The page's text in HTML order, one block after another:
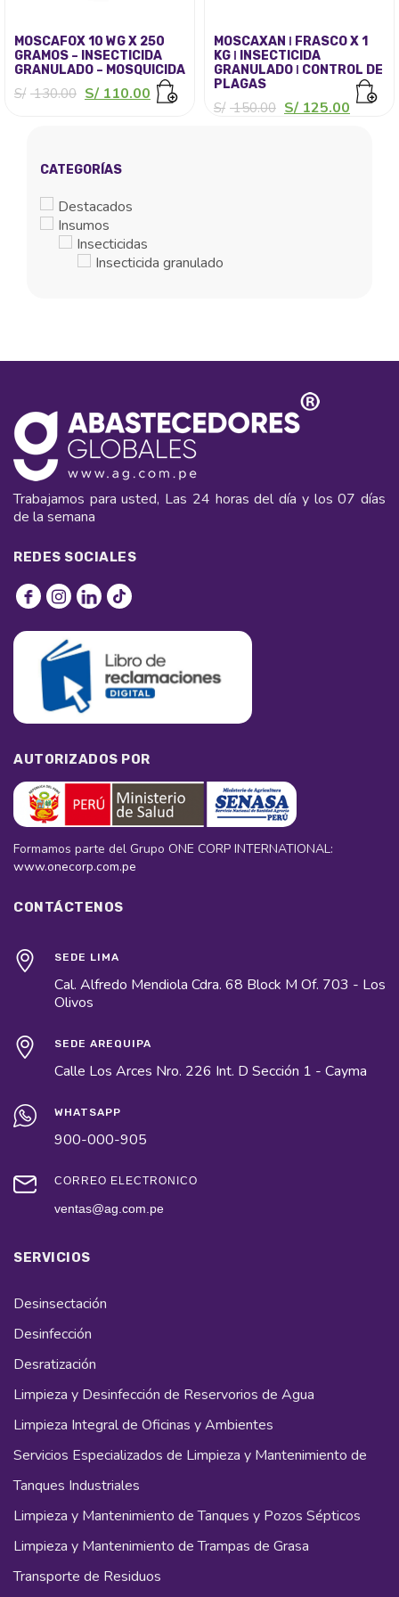
MOSCAFOX 10 WG X 250
GRAMOS – INSECTICIDA
GRANULADO – MOSQUICIDA
S/ 130.00 El
S/ 110.00 El
precio
MOSCAXAN ǀ FRASCO X 1
KG ǀ INSECTICIDA
GRANULADO ǀ CONTROL DE
PLAGAS
S/ 150.00 El
S/ 125.00 El
CATEGORÍAS
Destacados
Insumos
Insecticidas
Insecticida granulado
Trabajamos para usted, Las 24 horas del día y los 07 días
de la semana
REDES SOCIALES
AUTORIZADOS POR
Formamos parte del Grupo ONE CORP INTERNATIONAL:
www.onecorp.com.pe
CONTÁCTENOS
SEDE LIMA
Cal. Alfredo Mendiola Cdra. 68 Block M Of. 703 - Los
Olivos
SEDE AREQUIPA
Calle Los Arces Nro. 226 Int. D Sección 1 - Cayma
WHATSAPP
900-000-905
CORREO ELECTRÓNICO
ventas@ag.com.pe
SERVICIOS
Desinsectación
Desinfección
Desratización
Limpieza y Desinfección de Reservorios de Agua
Limpieza Integral de Oficinas y Ambientes
Servicios Especializados de Limpieza y Mantenimiento de
Tanques Industriales
Limpieza y Mantenimiento de Tanques y Pozos Sépticos
Limpieza y Mantenimiento de Trampas de Grasa
Transporte de Residuos